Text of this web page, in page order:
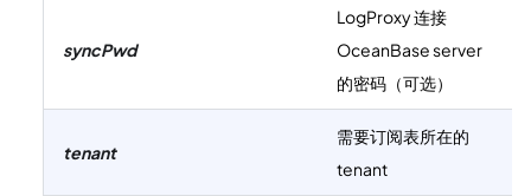
syncPwd
LogProxy 连接
OceanBase server
的密码（可选）
tenant
需要订阅表所在的
tenant